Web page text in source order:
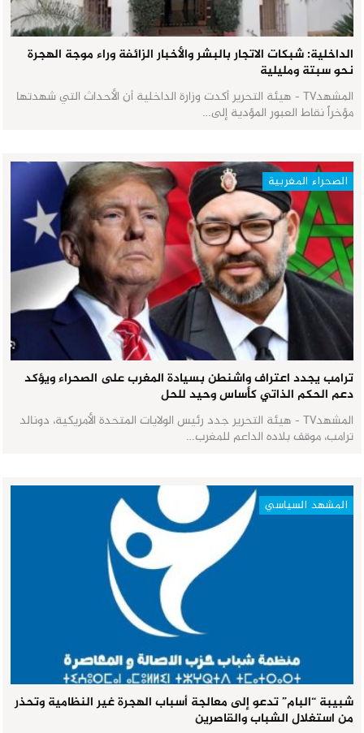
الداخلية: شبكات الاتجار بالبشر والأخبار الزائفة وراء موجة الهجرة
نحو سبتة ومليلية
المشهدTV - هيئة التحرير أكدت وزارة الداخلية أن الأحداث التي شهدتها
مؤخراً نقاط العبور المؤدية إلى…
الصحراء المغربية
ترامب يجدد اعتراف واشنطن بسيادة المغرب على الصحراء ويؤكد
دعم الحكم الذاتي كأساس وحيد للحل
المشهدTV - هيئة التحرير جدد رئيس الولايات المتحدة الأمريكية، دونالد
ترامب، موقف بلاده الداعم للمغرب…
المشهد السياسي
شبيبة “البام” تدعو إلى معالجة أسباب الهجرة غير النظامية وتحذر
من استغلال الشباب والقاصرين